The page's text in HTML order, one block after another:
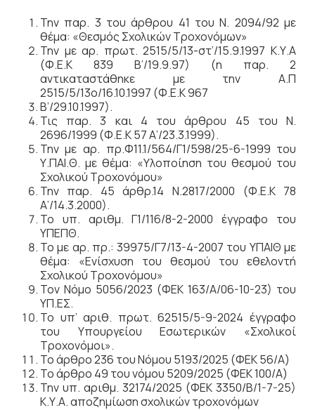
Την παρ. 3 του άρθρου 41 του Ν. 2094/92 με
θέμα: «Θεσμός Σχολικών Τροχονόμων»
Την με αρ. πρωτ. 2515/5/13-στ’/15.9.1997 Κ.Υ.Α
(Φ.Ε.Κ 839 Β’/19.9.97) (η παρ. 2
αντικαταστάθηκε με την Α.Π
2515/5/13ο/16.10.1997 (Φ.Ε.Κ 967
Β’/29.10.1997).
Τις παρ. 3 και 4 του άρθρου 45 του Ν.
2696/1999 (Φ.Ε.Κ 57 Α’/23.3.1999).
Την με αρ. πρ.Φ11.1/564/Γ1/598/25-6-1999 του
Υ.ΠΑΙ.Θ. με θέμα: «Υλοποίηση του θεσμού του
Σχολικού Τροχονόμου»
Την παρ. 45 άρθρ.14 Ν.2817/2000 (Φ.Ε.Κ 78
Α’/14.3.2000).
Το υπ. αριθμ. Γ1/116/8-2-2000 έγγραφο του
ΥΠΕΠΘ.
Το με αρ. πρ.: 39975/Γ7/13-4-2007 του ΥΠΑΙΘ με
θέμα: «Ενίσχυση του θεσμού του εθελοντή
Σχολικού Τροχονόμου»
Τον Νόμο 5056/2023 (ΦΕΚ 163/Α/06-10-23) του
ΥΠ.ΕΣ.
Το υπ’ αριθ. πρωτ. 62515/5-9-2024 έγγραφο
του Υπουργείου Εσωτερικών «Σχολικοί
Τροχονόμοι».
Το άρθρο 236 του Νόμου 5193/2025 (ΦΕΚ 56/Α)
Το άρθρο 49 του νόμου 5209/2025 (ΦΕΚ 100/Α)
Την υπ. αριθμ. 32174/2025 (ΦΕΚ 3350/Β/1-7-25)
Κ.Υ.Α. αποζημίωση σχολικών τροχονόμων